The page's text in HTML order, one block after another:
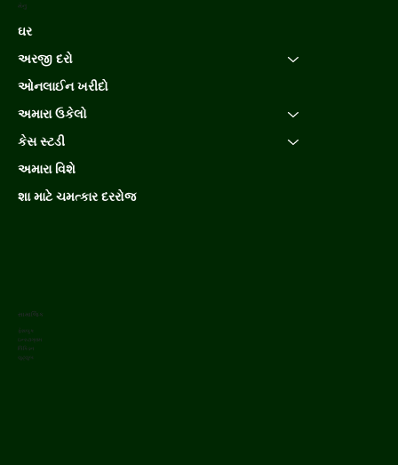
મેનુ
ઘર
અરજી દરો
ઓનલાઈન ખરીદો
અમારા ઉકેલો
કેસ સ્ટડી
અમારા વિશે
શા માટે ચમત્કાર દરરોજ
સામાજિક
ફેસબુક
ઇન્સ્ટાગ્રામ
લિંક્ડિન
યુટ્યુબ